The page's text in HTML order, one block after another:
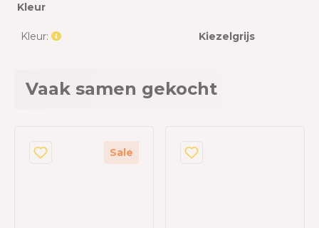
Kleur
Kleur: Kiezelgrijs
Vaak samen gekocht
Sale